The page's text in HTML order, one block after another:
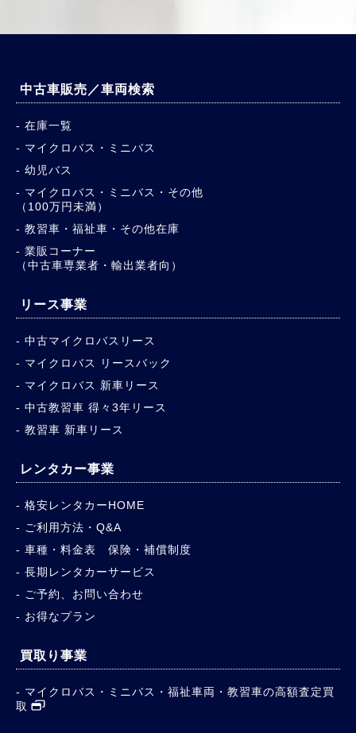
中古車販売／車両検索
在庫一覧
マイクロバス・ミニバス
幼児バス
マイクロバス・ミニバス・その他
（100万円未満）
教習車・福祉車・その他在庫
業販コーナー
（中古車専業者・輸出業者向）
リース事業
中古マイクロバスリース
マイクロバス リースバック
マイクロバス 新車リース
中古教習車 得々3年リース
教習車 新車リース
レンタカー事業
格安レンタカーHOME
ご利用方法・Q&A
車種・料金表 保険・補償制度
長期レンタカーサービス
ご予約、お問い合わせ
お得なプラン
買取り事業
マイクロバス・ミニバス・福祉車両・教習車の高額査定買
取